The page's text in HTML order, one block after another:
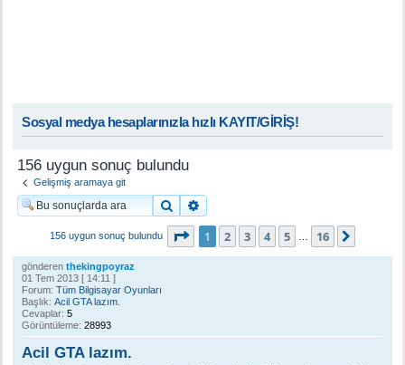
Sosyal medya hesaplarınızla hızlı KAYIT/GİRİŞ!
156 uygun sonuç bulundu
Gelişmiş aramaya git
Ara
156 uygun sonuç bulundu . sayfa (Toplam16 sayfa)
1 2 3 4 5 16
gönderen thekingpoyraz
01 Tem 2013 [ 14:11 ]
Forum: Tüm Bilgisayar Oyunları
Başlık: Acil GTA lazım.
Cevaplar: 5
Görüntüleme: 28993
Acil GTA lazım.